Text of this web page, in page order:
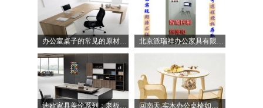
办公室桌子的常见的原材料详细介绍 北京派瑞祥办公家具有限公司-文件柜,中药柜,RFID智能柜
迪欧家具盖伦系列：老板桌办公桌椅、经理现代办公桌 回南天,实木办公桌椅如何防潮,看这里你就明了